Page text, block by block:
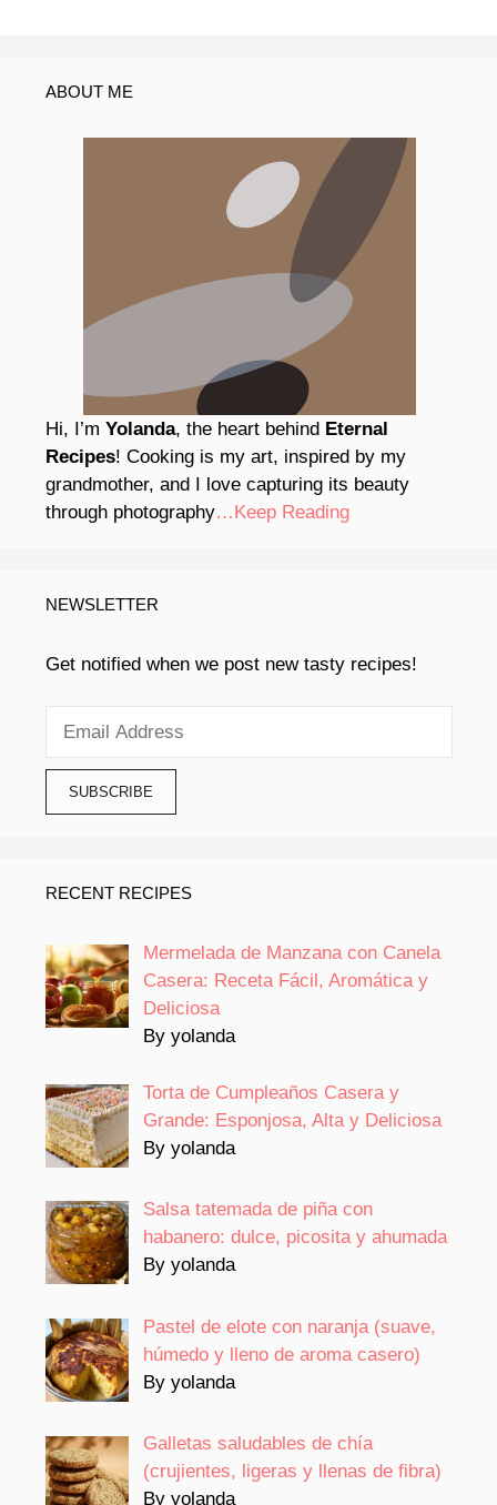
ABOUT ME
Hi, I’m Yolanda, the heart behind Eternal
Recipes! Cooking is my art, inspired by my
grandmother, and I love capturing its beauty
through photography…Keep Reading
NEWSLETTER
Get notified when we post new tasty recipes!
RECENT RECIPES
Mermelada de Manzana con Canela
Casera: Receta Fácil, Aromática y
Deliciosa
By yolanda
Torta de Cumpleaños Casera y
Grande: Esponjosa, Alta y Deliciosa
By yolanda
Salsa tatemada de piña con
habanero: dulce, picosita y ahumada
By yolanda
Pastel de elote con naranja (suave,
húmedo y lleno de aroma casero)
By yolanda
Galletas saludables de chía
(crujientes, ligeras y llenas de fibra)
By yolanda